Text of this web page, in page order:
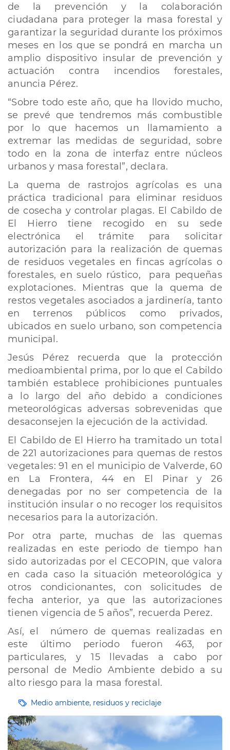
de la prevención y la colaboración
ciudadana para proteger la masa forestal y
garantizar la seguridad durante los próximos
meses en los que se pondrá en marcha un
amplio dispositivo insular de prevención y
actuación contra incendios forestales,
anuncia Pérez.
“Sobre todo este año, que ha llovido mucho,
se prevé que tendremos más combustible
por lo que hacemos un llamamiento a
extremar las medidas de seguridad, sobre
todo en la zona de interfaz entre núcleos
urbanos y masa forestal”, declara.
La quema de rastrojos agrícolas es una
práctica tradicional para eliminar residuos
de cosecha y controlar plagas. El Cabildo de
El Hierro tiene recogido en su sede
electrónica el trámite para solicitar
autorización para la realización de quemas
de residuos vegetales en fincas agrícolas o
forestales, en suelo rústico, para pequeñas
explotaciones. Mientras que la quema de
restos vegetales asociados a jardinería, tanto
en terrenos públicos como privados,
ubicados en suelo urbano, son competencia
municipal.
Jesús Pérez recuerda que la protección
medioambiental prima, por lo que el Cabildo
también establece prohibiciones puntuales
a lo largo del año debido a condiciones
meteorológicas adversas sobrevenidas que
desaconsejen la ejecución de la actividad.
El Cabildo de El Hierro ha tramitado un total
de 221 autorizaciones para quemas de restos
vegetales: 91 en el municipio de Valverde, 60
en La Frontera, 44 en El Pinar y 26
denegadas por no ser competencia de la
institución insular o no recoger los requisitos
necesarios para la autorización.
Por otra parte, muchas de las quemas
realizadas en este periodo de tiempo han
sido autorizadas por el CECOPIN, que valora
en cada caso la situación meteorológica y
otros condicionantes, con solicitudes de
fecha anterior, ya que las autorizaciones
tienen vigencia de 5 años”, recuerda Perez.
Así, el número de quemas realizadas en
este último periodo fueron 463, por
particulares, y 15 llevadas a cabo por
personal de Medio Ambiente debido a su
alto riesgo para la masa forestal.
EtiquetasMedio ambiente, residuos y reciclaje